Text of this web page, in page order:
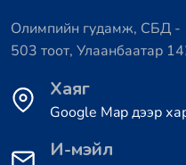
Олимпийн гудамж, СБД -
503 тоот, Улаанбаатар
Хаяг
Google Map дээр
И-мэйл